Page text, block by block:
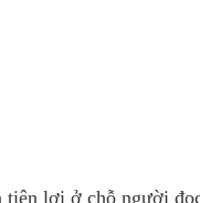
tiện lợi ở chỗ người